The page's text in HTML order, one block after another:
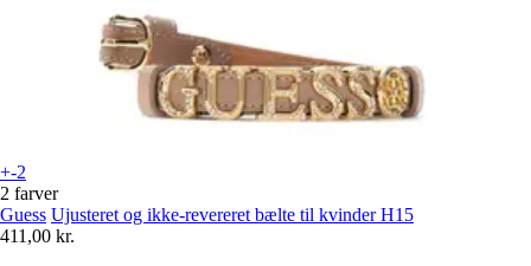
+-2
2 farver
Guess Ujusteret og ikke-revereret bælte til kvinder H15
411,00 kr.